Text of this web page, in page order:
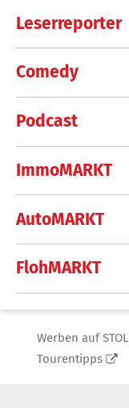
Leserreporter
Comedy
Podcast
ImmoMARKT
AutoMARKT
FlohMARKT
Werben auf STOL
Tourentipps